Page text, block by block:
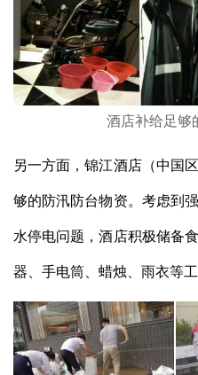
酒店补给足够
另一方面，锦江酒店（中国
够的防汛防台物资。考虑到
水停电问题，酒店积极储备
器、手电筒、蜡烛、雨衣等